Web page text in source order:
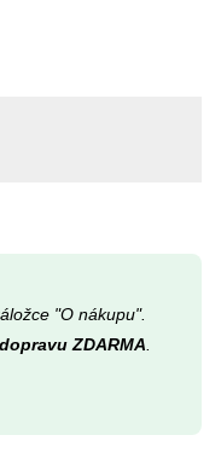
"O nákupu".
dopravu ZDARMA